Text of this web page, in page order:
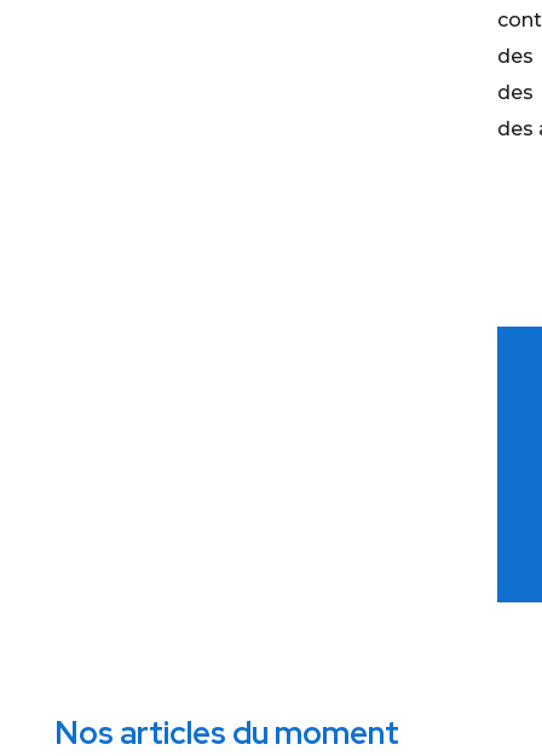
des
des
des
Nos articles du moment